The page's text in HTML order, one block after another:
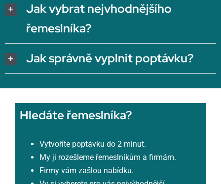
Jak vybrat nejvhodnějšího
řemeslníka?
Jak správně vyplnit poptávku?
Hledáte řemeslníka?
Vytvoříte poptávku do 2 minut.
My ji rozešleme řemeslníkům a firmám.
Firmy vám zašlou nabídku.